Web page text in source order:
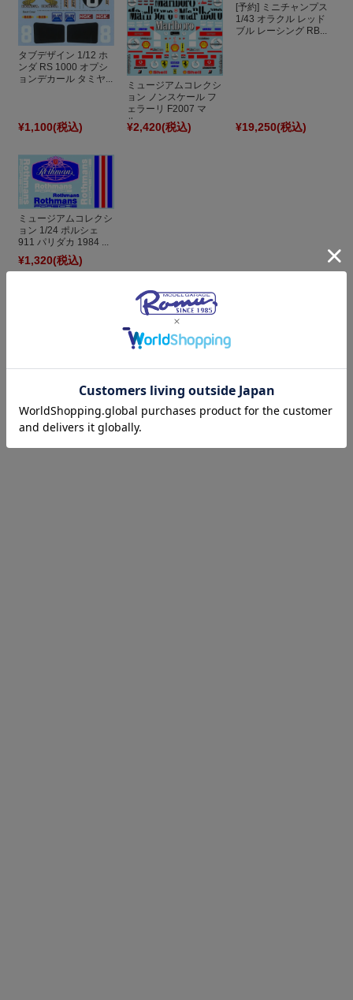
タブデザイン 1/12 ホ
ンダ RS 1000 オプシ
ョンデカール タミヤ...
¥1,100(税込)
ミュージアムコレクシ
ョン ノンスケール フ
ェラーリ F2007 マ
ル...
¥2,420(税込)
[予約] ミニチャンプス
1/43 オラクル レッド
ブル レーシング RB...
¥19,250(税込)
ミュージアムコレクシ
ョン 1/24 ポルシェ
911 パリダカ 1984 ...
¥1,320(税込)